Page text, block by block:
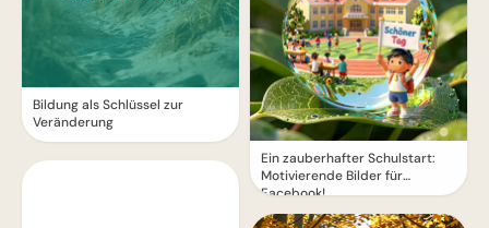
Bildung als Schlüssel zur
Veränderung
Ein zauberhafter Schulstart:
Motivierende Bilder für
Facebook!